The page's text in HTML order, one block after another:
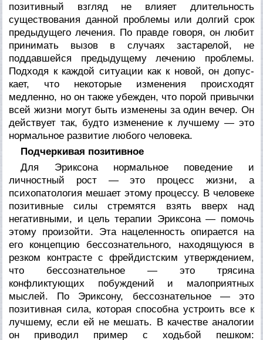
позитивный взгляд не влияет длитель­ность
существования данной проблемы или долгий срок
преды­дущего лечения. По правде говоря, он любит
принимать вызов в случаях застарелой, не
поддавшейся предыдущему лечению проблемы.
Подходя к каждой ситуации как к новой, он допус­
кает, что некоторые изменения происходят
медленно, но он также убежден, что порой привычки
всей жизни могут быть из­менены за один вечер. Он
действует так, будто изменение к лучшему — это
нормальное развитие любого человека.
Подчеркивая позитивное
Для Эриксона нормальное поведение и
личностный рост — это процесс жизни, а
психопатология мешает этому процессу. В человеке
позитивные силы стремятся взять вверх над
негатив­ными, и цель терапии Эриксона — помочь
этому произойти. Эта нацеленность опирается на
его концепцию бессознательно­го, находящуюся в
резком контрасте с фрейдистским утвержде­нием,
что бессознательное — это трясина
конфликтующих по­буждений и малоприятных
мыслей. По Эриксону, бессозна­тельное — это
позитивная сила, которая способна устроить все к
лучшему, если ей не мешать. В качестве аналогии
он приводил пример с ходьбой пешком: